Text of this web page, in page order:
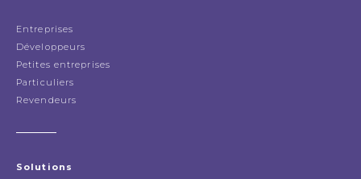
Entreprises
Développeurs
Petites entreprises
Particuliers
Revendeurs
Solutions